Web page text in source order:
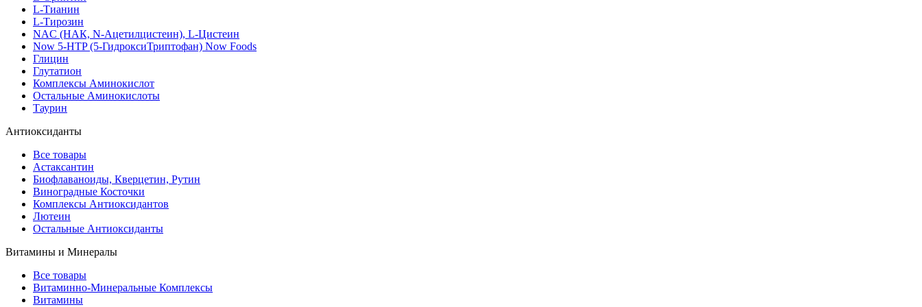
L-Тианин
L-Тирозин
NAC (НАК, N-Ацетилцистеин), L-Цистеин
Now 5-HTP (5-ГидроксиТриптофан) Now Foods
Глицин
Глутатион
Комплексы Аминокислот
Остальные Аминокислоты
Таурин
Антиоксиданты
Все товары
Астаксантин
Биофлаваноиды, Кверцетин, Рутин
Виноградные Косточки
Комплексы Антиоксидантов
Лютеин
Остальные Антиоксиданты
Витамины и Минералы
Все товары
Витаминно-Минеральные Комплексы
Витамины